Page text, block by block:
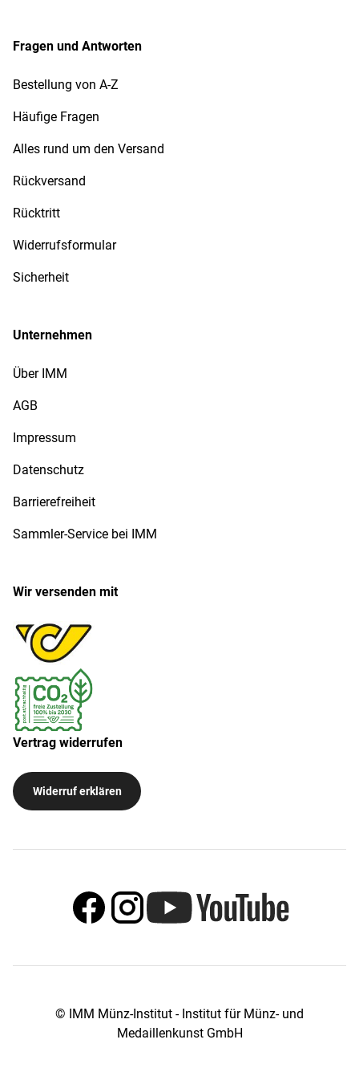
Fragen und Antworten
Bestellung von A-Z
Häufige Fragen
Alles rund um den Versand
Rückversand
Rücktritt
Widerrufsformular
Sicherheit
Unternehmen
Über IMM
AGB
Impressum
Datenschutz
Barrierefreiheit
Sammler-Service bei IMM
Wir versenden mit
Vertrag widerrufen
Widerruf erklären
© IMM Münz-Institut - Institut für Münz- und
Medaillenkunst GmbH